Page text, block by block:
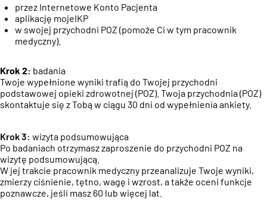
przez Internetowe Konto Pacjenta
aplikację mojeIKP
w swojej przychodni POZ (pomoże Ci w tym pracownik
medyczny).
Krok 2: badania
Twoje wypełnione wyniki trafią do Twojej przychodni
podstawowej opieki zdrowotnej (POZ). Twoja przychodnia (POZ)
skontaktuje się z Tobą w ciągu 30 dni od wypełnienia ankiety.
Krok 3: wizyta podsumowująca
Po badaniach otrzymasz zaproszenie do przychodni POZ na
wizytę podsumowującą.
W jej trakcie pracownik medyczny przeanalizuje Twoje wyniki,
zmierzy ciśnienie, tętno, wagę i wzrost, a także oceni funkcje
poznawcze, jeśli masz 60 lub więcej lat.